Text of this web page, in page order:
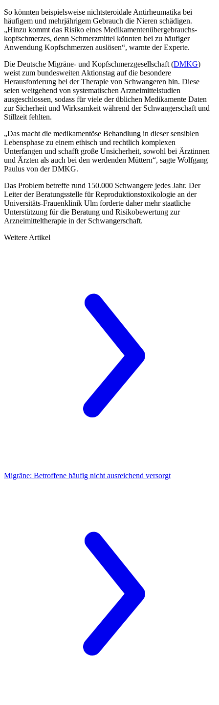
So könnten beispielsweise nichtsteroidale Antirheumatika bei
häufigem und mehrjährigem Gebrauch die Nie­ren schädigen.
„Hinzu kommt das Risiko eines Medikamentenübergebrauchs­
kopfschmerzes, denn Schmerzmit­tel könnten bei zu häufiger
Anwendung Kopfschmerzen auslösen“, warnte der Experte.
Die Deutsche Migräne- und Kopfschmerzgesellschaft (DMKG)
weist zum bundesweiten Aktionstag auf die be­sondere
Herausforderung bei der Therapie von Schwangeren hin. Diese
seien weitgehend von systematischen Arzneimittelstudien
ausgeschlossen, sodass für viele der üblichen Medikamente Daten
zur Sicherheit und Wirksamkeit während der Schwangerschaft und
Stillzeit fehlten.
„Das macht die medikamentöse Behandlung in dieser sensiblen
Lebensphase zu einem ethisch und rechtlich komplexen
Unterfangen und schafft große Unsicherheit, sowohl bei Ärztinnen
und Ärzten als auch bei den werdenden Müttern“, sagte Wolfgang
Paulus von der DMKG.
Das Problem betreffe rund 150.000 Schwangere jedes Jahr. Der
Leiter der Beratungsstelle für Reproduktions­toxikologie an der
Universitäts-Frauenklinik Ulm forderte daher mehr staatliche
Unterstützung für die Bera­tung und Risikobewertung zur
Arzneimitteltherapie in der Schwangerschaft.
Weitere Artikel
Migräne: Betroffene häufig nicht ausreichend versorgt